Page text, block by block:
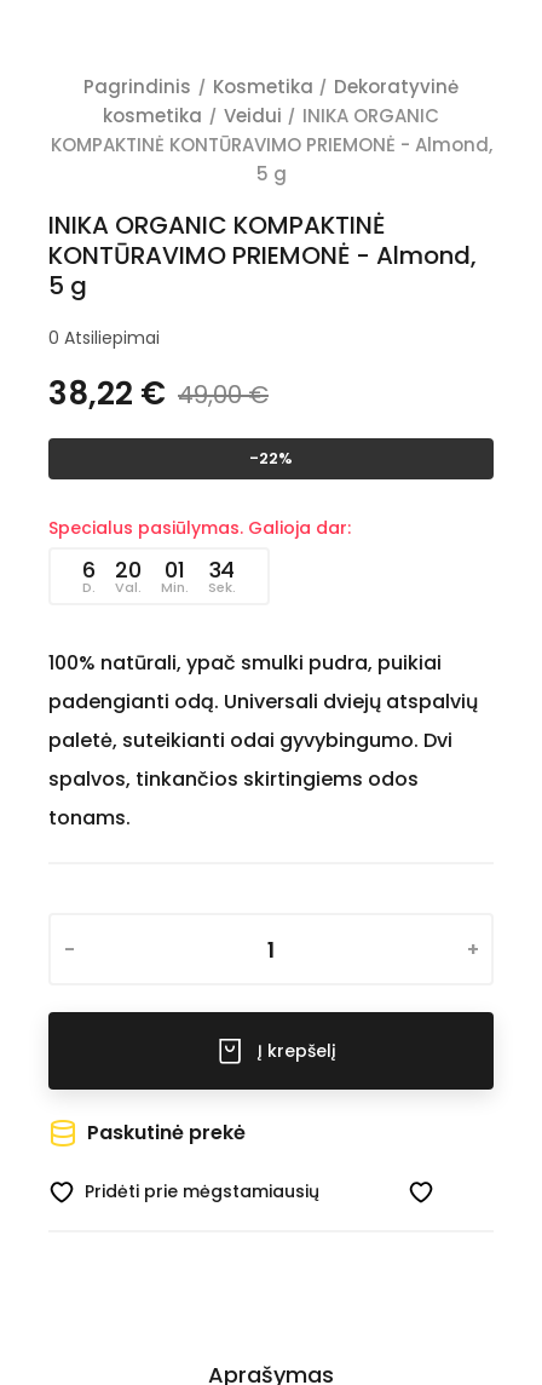
Pagrindinis Kosmetika
Dekoratyvinė
kosmetika
Veidui
INIKA ORGANIC
KOMPAKTINĖ KONTŪRAVIMO PRIEMONĖ - Almond,
5 g
INIKA ORGANIC KOMPAKTINĖ
KONTŪRAVIMO PRIEMONĖ - Almond,
5 g
0 Atsiliepimai
38,22 € 49,00 €
-22%
Specialus pasiūlymas. Galioja dar:
6
D.
20
Val.
01
Min.
33
Sek.
100% natūrali, ypač smulki pudra, puikiai
padengianti odą. Universali dviejų atspalvių
paletė, suteikianti odai gyvybingumo. Dvi
spalvos, tinkančios skirtingiems odos
tonams.
- +
Į krepšelį
Paskutinė prekė
Pridėti prie mėgstamiausių
Aprašymas